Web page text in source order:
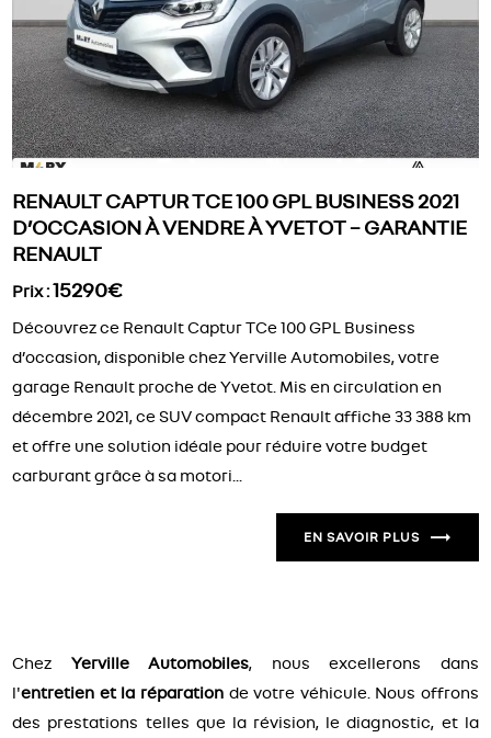
RENAULT CAPTUR TCE 100 GPL BUSINESS 2021
D’OCCASION À VENDRE À YVETOT – GARANTIE
RENAULT
Prix : 15290€
Découvrez ce Renault Captur TCe 100 GPL Business
d’occasion, disponible chez Yerville Automobiles, votre
garage Renault proche de Yvetot. Mis en circulation en
décembre 2021, ce SUV compact Renault affiche 33 388 km
et offre une solution idéale pour réduire votre budget
carburant grâce à sa motori...
EN SAVOIR PLUS
Chez Yerville Automobiles, nous excellerons dans
l'entretien et la réparationde votre véhicule. Nous offrons
des prestations telles que la révision, le diagnostic, et la